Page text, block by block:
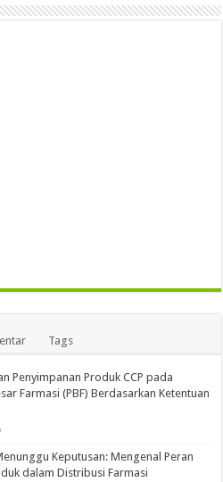
Tags
Penyimpanan Produk CCP pada
Farmasi (PBF) Berdasarkan Ketentuan
Keputusan: Mengenal Peran
dalam Distribusi Farmasi